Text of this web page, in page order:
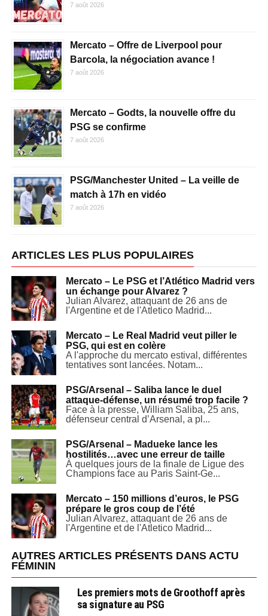
7 août 2026
Mercato – Offre de Liverpool pour
Barcola, la négociation avance !
7 août 2026
Mercato – Godts, la nouvelle offre du
PSG se confirme
7 août 2026
PSG/Manchester United – La veille de
match à 17h en vidéo
7 août 2026
ARTICLES LES PLUS POPULAIRES
Mercato – Le PSG et l’Atlético Madrid vers
un échange pour Alvarez ?
Julian Alvarez, attaquant de 26 ans de
l'Argentine et de l'Atletico Madrid...
Mercato – Le Real Madrid veut piller le
PSG, qui est en colère
A l'approche du mercato estival, différentes
tentatives sont lancées. Notam...
PSG/Arsenal – Saliba lance le duel
attaque-défense, un résumé trop facile ?
Face à la presse, William Saliba, 25 ans,
défenseur central d’Arsenal, a pl...
PSG/Arsenal – Madueke lance les
hostilités…avec une erreur de taille
À quelques jours de la finale de Ligue des
Champions face au Paris Saint-Ge...
Mercato – 150 millions d’euros, le PSG
prépare le gros coup de l’été
Julian Alvarez, attaquant de 26 ans de
l'Argentine et de l'Atletico Madrid...
AUTRES ARTICLES PRÉSENTS DANS ACTU
FÉMININ
Les premiers mots de Groothoff après
sa signature au PSG